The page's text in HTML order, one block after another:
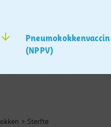
(NPPV)
> Sterfte